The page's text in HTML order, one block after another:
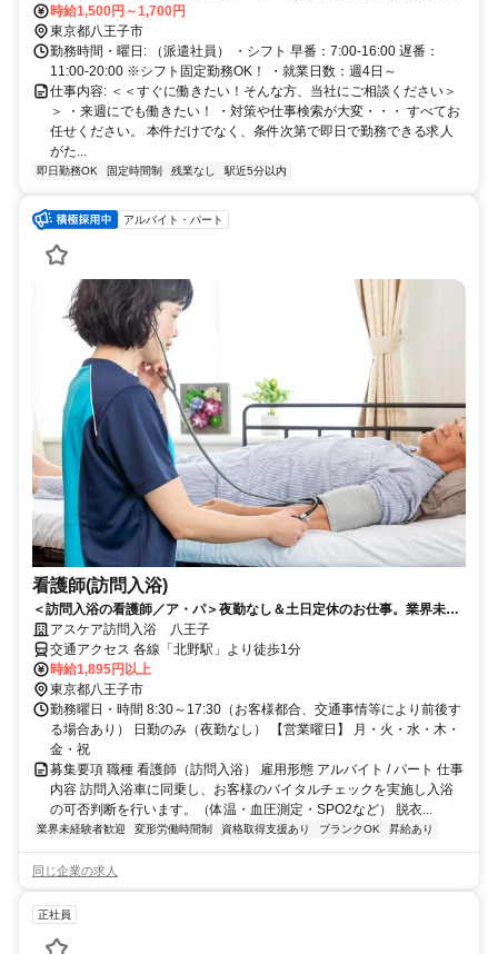
分
時給1,500円～1,700円
東京都八王子市
勤務時間・曜日: （派遣社員） ・シフト 早番：7:00-16:00 遅番：
11:00-20:00 ※シフト固定勤務OK！ ・就業日数：週4日～
仕事内容: ＜＜すぐに働きたい！そんな方、当社にご相談ください＞
＞ ・来週にでも働きたい！ ・対策や仕事検索が大変・・・ すべてお
任せください。 本件だけでなく、条件次第で即日で勤務できる求人
がた...
即日勤務OK 固定時間制 残業なし 駅近5分以内
アルバイト・パート
看護師(訪問入浴)
＜訪問入浴の看護師／ア・パ＞夜勤なし＆土日定休のお仕事。業界未経
験者・ブランクのある方も歓迎します！
アスケア訪問入浴 八王子
交通アクセス 各線「北野駅」より徒歩1分
時給1,895円以上
東京都八王子市
勤務曜日・時間 8:30～17:30（お客様都合、交通事情等により前後す
る場合あり） 日勤のみ（夜勤なし） 【営業曜日】 月・火・水・木・
金・祝
募集要項 職種 看護師（訪問入浴） 雇用形態 アルバイト / パート 仕事
内容 訪問入浴車に同乗し、お客様のバイタルチェックを実施し入浴
の可否判断を行います。（体温・血圧測定・SPO2など） 脱衣...
業界未経験者歓迎 変形労働時間制 資格取得支援あり ブランクOK 昇給あり
同じ企業の求人
正社員